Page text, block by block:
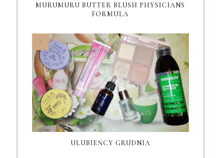
MURUMURU BUTTER BLUSH PHYSICIANS
FORMULA
ULUBIEŃCY GRUDNIA